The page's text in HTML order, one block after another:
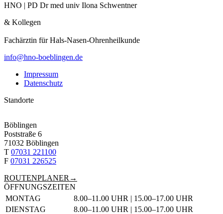
MITTWOCH
8.00–11.30 UHR
FREITAG
HERRENBERG
71083 HERRENBERG
ROUTENPLANER
MITTWOCH
DONNERSTAG
FREITAG
HNO | PD Dr med univ Ilona Schwentner
& Kollegen
Fachärztin für Hals-Nasen-Ohren­heil­kunde
info@hno-boeblingen.de
Impressum
Datenschutz
Standorte
Böblingen
Poststraße 6
71032 Böblingen
T 07031 221100
F 07031 226525
ROUTENPLANER
ÖFFNUNGSZEITEN
TAG ÖFFNUNGSZEITEN
MONTAG
8.00–11.00 UHR | 15.00–17.00 UHR
DIENSTAG
8.00–11.00 UHR | 15.00–17.00 UHR